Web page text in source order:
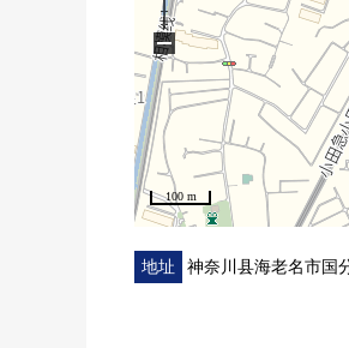
・像SURUGA银行的旁边的
请使用ogo。
发自心里等候来自各位的咨
※因为binauoku停车场是合
100 m
−
地址 神奈川县海老名市国